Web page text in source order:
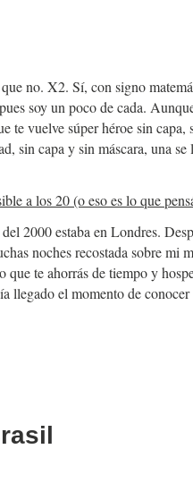
no. X2. Sí, con signo
soy un poco de cada.
te vuelve súper héroe sin
sin capa y sin máscara, una
a los 20 (o eso es lo que
2000 estaba en Londres.
noches recostada sobre mi
que te ahorrás de tiempo y
llegado el momento de